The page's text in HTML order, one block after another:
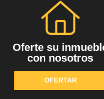
Oferte su
con nosotros
OFERTAR